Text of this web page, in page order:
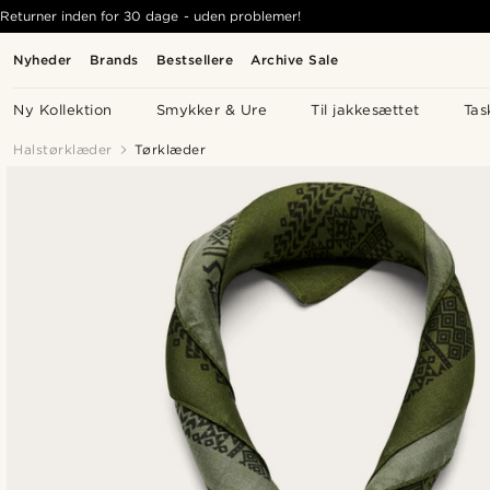
Nyheder Brands Bestsellere Archive Sale
Ny Kollektion Smykker & Ure Til jakkesættet
Returner inden for 30 dage - uden problemer!
Halstørklæder Tørklæder